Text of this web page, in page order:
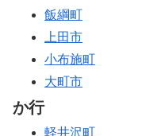
飯綱町
上田市
小布施町
大町市
か行
軽井沢町